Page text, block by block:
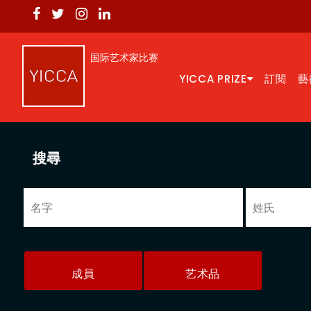
国际艺术家比赛
YICCA PRIZE 訂閱
搜尋
成員 艺术品